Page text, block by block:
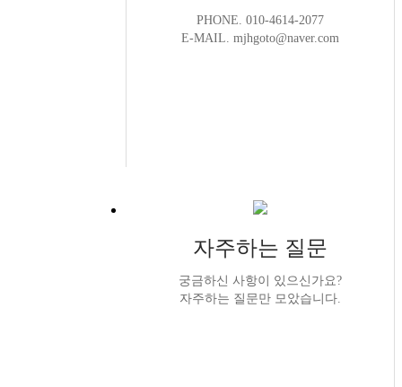
PHONE. 010-4614-2077
E-MAIL. mjhgoto@naver.com
자주하는 질문
궁금하신 사항이 있으신가요?
자주하는 질문만 모았습니다.